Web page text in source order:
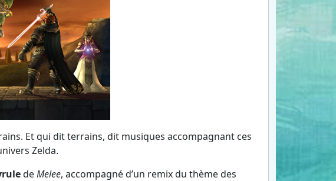
Et qui dit terrains, dit musiques accompagnant ces
Zelda.
deMelee, accompagné d’un remix du thème des